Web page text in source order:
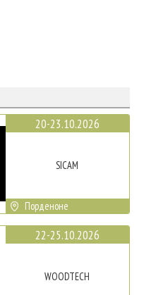
20-23.10.2026
SICAM
Порденоне
22-25.10.2026
WOODTECH